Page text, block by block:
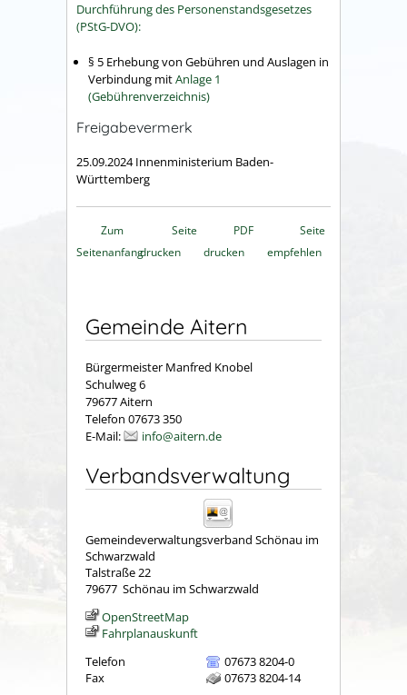
Durchführung des Personenstandsgesetzes
(PStG-DVO):
§ 5 Erhebung von Gebühren und Auslagen in
Verbindung mitAnlage 1
(Gebührenverzeichnis)
Freigabevermerk
25.09.2024 Innenministerium Baden-
Württemberg
Zum
Seitenanfang
Seite
drucken
PDF
drucken
Seite
empfehlen
Gemeinde Aitern
Bürgermeister Manfred Knobel
Schulweg 6
79677 Aitern
Telefon 07673 350
E-Mail:
info@aitern.de
Verbandsverwaltung
Gemeindeverwaltungsverband Schönau im
Schwarzwald
Talstraße 22
79677 Schönau im Schwarzwald
OpenStreetMap
Fahrplanauskunft
Telefon
07673 8204-0
Fax
07673 8204-14